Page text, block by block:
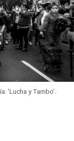
'Lucha y Tambo'.